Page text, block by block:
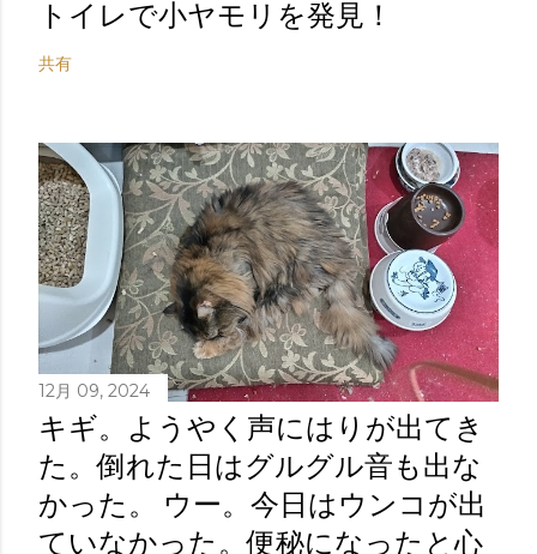
トイレで小ヤモリを発見！
共有
12月 09, 2024
キギ。ようやく声にはりが出てき
た。倒れた日はグルグル音も出な
かった。 ウー。今日はウンコが出
ていなかった。便秘になったと心